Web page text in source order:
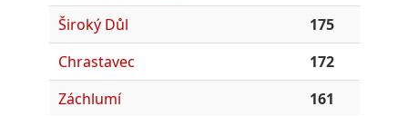
Široký Důl
175
Chrastavec
172
Záchlumí
161